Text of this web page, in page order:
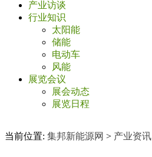
产业访谈
行业知识
太阳能
储能
电动车
风能
展览会议
展会动态
展览日程
当前位置: 集邦新能源网 > 产业资讯